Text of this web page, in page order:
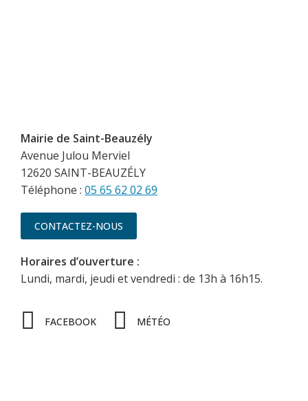
Mairie de Saint-Beauzély
Avenue Julou Merviel
12620 SAINT-BEAUZÉLY
Téléphone : 05 65 62 02 69
CONTACTEZ-NOUS
Horaires d’ouverture :
Lundi, mardi, jeudi et vendredi : de 13h à 16h15.
FACEBOOK MÉTÉO